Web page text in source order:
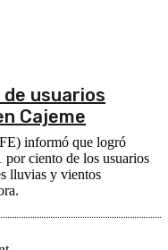
de usuarios
Cajeme
informó que logró
por ciento de los usuarios
lluvias y vientos